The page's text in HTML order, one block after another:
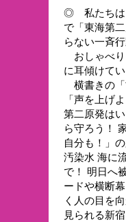
◎ 私たちは
で「東海第
らない一斉
おしゃべり
に耳傾けて
横書きの「
「声を上げ
第二原発は
ら守ろう！
自分も！」
汚染水 海に
で！ 明日へ
ードや横断
く人の目を
見られる新